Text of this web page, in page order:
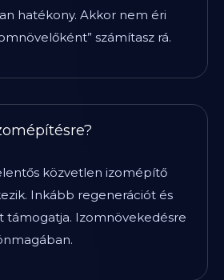
hatékony. Akkor nem éri
számítasz rá.
közvetlen izomépítő
Inkább regenerációt és
támogatja. Izomnövekedésre